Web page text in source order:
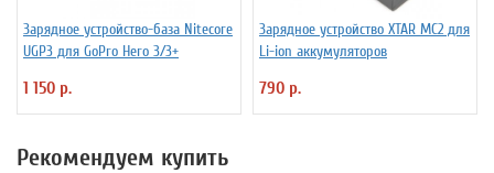
Зарядное устройство-база Nitecore
UGP3 для GoPro Hero 3/3+
1 150 р.
Зарядное устройство XTAR MC2 для
Li-ion аккумуляторов
790 р.
Рекомендуем купить